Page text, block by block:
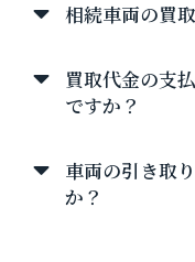
相続車両の買
買取代金の支
ですか？
車両の引き取
か？